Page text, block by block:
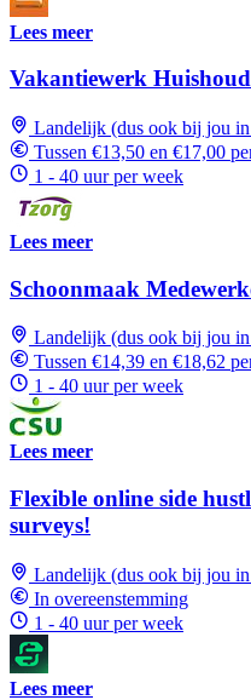
Lees meer
Vakantiewerk
Landelijk (dus ook bij jou
Tussen €13,50 en €17,00
1 - 40 uur per week
Lees meer
Schoonmaak
Landelijk (dus ook bij jou
Tussen €14,39 en €18,62
1 - 40 uur per week
Lees meer
Flexible online side
surveys!
Landelijk (dus ook bij jou
In overeenstemming
1 - 40 uur per week
Lees meer